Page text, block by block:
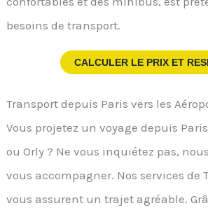
besoins de transport.
CALCULER LE PRIX ET
Transport depuis Paris vers les
Vous projetez un voyage depuis
ou Orly ? Ne vous inquiétez pas,
vous accompagner. Nos services de
vous assurent un trajet agréable.